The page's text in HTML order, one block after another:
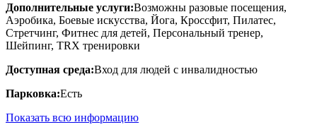
Дополнительные услуги:Возможны разовые посещения,
Аэробика, Боевые искусства, Йога, Кроссфит, Пилатес,
Стретчинг, Фитнес для детей, Персональный тренер,
Шейпинг, TRX тренировки
Доступная среда:Вход для людей с инвалидностью
Парковка:Есть
Показать всю информацию